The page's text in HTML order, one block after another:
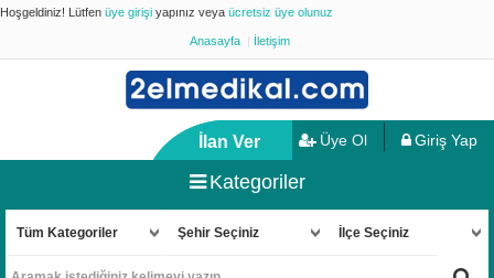
Hoşgeldiniz! Lütfen üye girişi yapınız veya ücretsiz üye olunuz
Anasayfa İletişim
Giriş Yap
Üye Ol
İlan Ver
Kategoriler